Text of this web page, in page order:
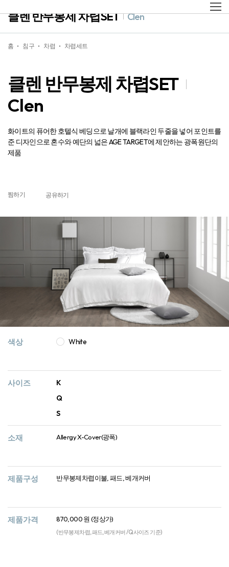
홈 침구 차렵 차렵세트
클렌 반무봉제 차렵SET
Clen
화이트의 퓨어한 호텔식 베딩으로 날개에 블랙라인 두줄을 넣어 포인트를
준 디자인으로 혼수와 예단의 넓은 AGE TARGET에 제안하는 광폭원단의
제품
찜하기 공유하기
클렌 반무봉제 차렵SET Clen
색상 White
사이즈
K
Q
S
소재 Allergy X-Cover(광폭)
제품구성 반무봉제차렵이불, 패드, 베개커버
제품가격 870,000 원 (정상가)
(반무봉제차렵, 패드, 베개커버 / Q사이즈 기준)